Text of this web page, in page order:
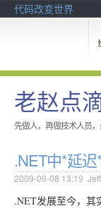
代码改变世界
老赵点
先做人，再做技术人员
.NET中*延
2009-06-08 13:19
.NET发展至今，其